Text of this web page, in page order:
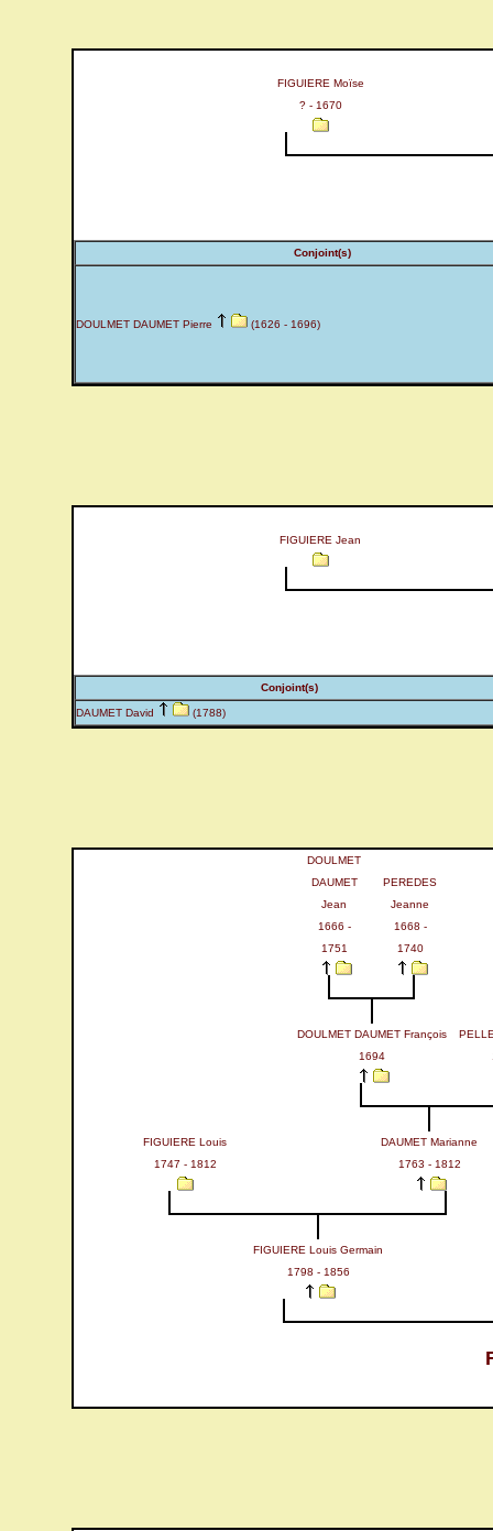
FIGUIERE Moïse
? - 1670
Conjoint(s)
DOULMET DAUMET Pierre (1626 - 1696)
FIGUIERE Jean
Conjoint(s)
DAUMET David (1788)
DOULMET
DAUMET
Jean
1666 -
1751
PEREDES
Jeanne
1668 -
1740
DOULMET DAUMET François
1694
FIGUIERE Louis
1747 - 1812
DAUMET Marianne
1763 - 1812
FIGUIERE Louis Germain
1798 - 1856